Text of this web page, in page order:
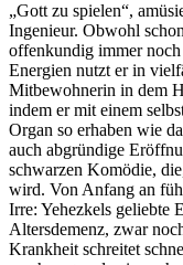
„Gott zu spielen“,
Ingenieur. Obwohl
offenkundig immer noch
Energien nutzt er in
Mitbewohnerin in dem
indem er mit einem
Organ so erhaben wie
auch abgründige
schwarzen Komödie,
wird. Von Anfang an
Irre: Yehezkels geliebte
Altersdemenz, zwar
Krankheit schreitet